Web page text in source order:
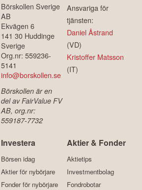
Börskollen Sverige
AB
Ekvägen 6
141 30 Huddinge
Sverige
Org.nr: 559236-
5141
info@borskollen.se
Börskollen är en
del av FairValue FV
AB, org.nr:
559187-7732
Ansvariga för
tjänsten:
Daniel Åstrand
(VD)
Kristoffer Matsson
(IT)
Investera
Börsen idag
Aktier för nybörjare
Fonder för nybörjare
Aktier & Fonder
Aktietips
Investmentbolag
Fondrobotar